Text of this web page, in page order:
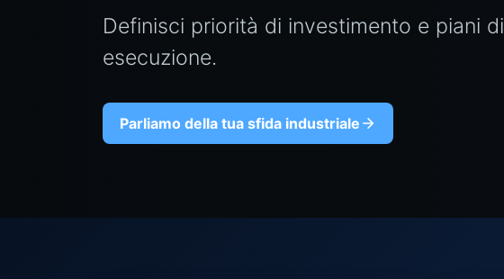
Definisci priorità di investimento e piani di
esecuzione.
Parliamo della tua sfida industriale